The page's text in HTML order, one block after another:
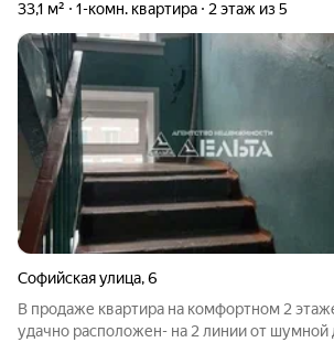
33,1 м² 1-комн. квартира 2 этаж из 5
Софийская улица,6
В продаже квартира на комфортном 2
удачно расположен- на 2 линии от шумной